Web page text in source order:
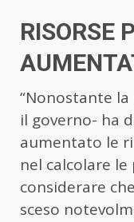
RISORSE
“Nonostante
il governo- ha
aumentato le
nel calcolare
considerare
sceso